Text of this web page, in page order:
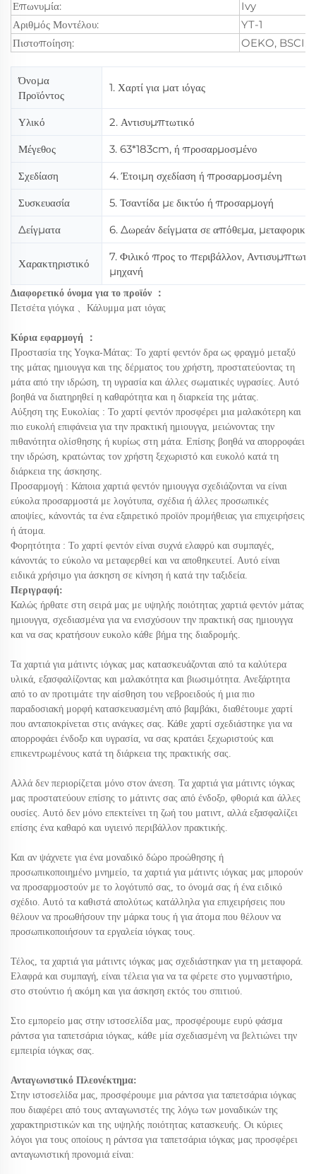
Επωνυμία:
Ivy
Αριθμός Μοντέλου:
YT-1
Πιστοποίηση:
OEKO, BSCI,
Όνομα
Προϊόντος
1. Χαρτί για ματ ιόγας
Υλικό
2. Αντισυμπτωτικό
Μέγεθος
3. 63*183cm, ή προσαρμοσμένο
Σχεδίαση
4. Έτοιμη σχεδίαση ή προσαρμοσμένη
Συσκευασία
5. Τσαντίδα με δικτύο ή προσαρμογή
Δείγματα
6. Δωρεάν δείγματα σε απόθεμα, μεταφορικά
Χαρακτηριστικό
7. Φιλικό προς το περιβάλλον,
μηχανή
Διαφορετικό όνομα για το προϊόν
：
Πετσέτα γιόγκα 、 Κάλυμμα ματ ιόγας
Κύρια εφαρμογή
：
Προστασία της Υογκα-Μάτας: Το χαρτί φεντόν δρα ως φραγμό μεταξύ
της μάτας ημιουγγα και της δέρματος του χρήστη, προστατεύοντας τη
μάτα από την ιδρώση, τη υγρασία και άλλες σωματικές υγρασίες. Αυτό
βοηθά να διατηρηθεί η καθαρότητα και η διαρκεία της μάτας.
Αύξηση της Ευκολίας : Το χαρτί φεντόν προσφέρει μια μαλακότερη και
πιο ευκολή επιφάνεια για την πρακτική ημιουγγα, μειώνοντας την
πιθανότητα ολίσθησης ή κυρίως στη μάτα. Επίσης βοηθά να απορροφάει
την ιδρώση, κρατώντας τον χρήστη ξεχωριστό και ευκολό κατά τη
διάρκεια της άσκησης.
Προσαρμογή : Κάποια χαρτιά φεντόν ημιουγγα σχεδιάζονται να είναι
εύκολα προσαρμοστά με λογότυπα, σχέδια ή άλλες προσωπικές
αποψίες, κάνοντάς τα ένα εξαιρετικό προϊόν προμήθειας για επιχειρήσεις
ή άτομα.
Φορητότητα : Το χαρτί φεντόν είναι συχνά ελαφρύ και συμπαγές,
κάνοντάς το εύκολο να μεταφερθεί και να αποθηκευτεί. Αυτό είναι
ειδικά χρήσιμο για άσκηση σε κίνηση ή κατά την ταξιδεία.
Περιγραφή:
Καλώς ήρθατε στη σειρά μας με υψηλής ποιότητας χαρτιά φεντόν μάτας
ημιουγγα, σχεδιασμένα για να ενισχύσουν την πρακτική σας ημιουγγα
και να σας κρατήσουν ευκολο κάθε βήμα της διαδρομής.
Τα χαρτιά για μάτιντς ιόγκας μας κατασκευάζονται από τα καλύτερα
υλικά, εξασφαλίζοντας και μαλακότητα και βιωσιμότητα. Ανεξάρτητα
από το αν προτιμάτε την αίσθηση του νεβροειδούς ή μια πιο
παραδοσιακή μορφή κατασκευασμένη από βαμβάκι, διαθέτουμε χαρτί
που ανταποκρίνεται στις ανάγκες σας. Κάθε χαρτί σχεδιάστηκε για να
απορροφάει ένδοξο και υγρασία, να σας κρατάει ξεχωριστούς και
επικεντρωμένους κατά τη διάρκεια της πρακτικής σας.
Αλλά δεν περιορίζεται μόνο στον άνεση. Τα χαρτιά για μάτιντς ιόγκας
μας προστατεύουν επίσης το μάτιντς σας από ένδοξο, φθοριά και άλλες
ουσίες. Αυτό δεν μόνο επεκτείνει τη ζωή του ματιντ, αλλά εξασφαλίζει
επίσης ένα καθαρό και υγιεινό περιβάλλον πρακτικής.
Και αν ψάχνετε για ένα μοναδικό δώρο προώθησης ή
προσωπικοποιημένο μνημείο, τα χαρτιά για μάτιντς ιόγκας μας μπορούν
να προσαρμοστούν με το λογότυπό σας, το όνομά σας ή ένα ειδικό
σχέδιο. Αυτό τα καθιστά απολύτως κατάλληλα για επιχειρήσεις που
θέλουν να προωθήσουν την μάρκα τους ή για άτομα που θέλουν να
προσωπικοποιήσουν τα εργαλεία ιόγκας τους.
Τέλος, τα χαρτιά για μάτιντς ιόγκας μας σχεδιάστηκαν για τη μεταφορά.
Ελαφρά και συμπαγή, είναι τέλεια για να τα φέρετε στο γυμναστήριο,
στο στούντιο ή ακόμη και για άσκηση εκτός του σπιτιού.
Στο εμπορείο μας στην ιστοσελίδα μας, προσφέρουμε ευρύ φάσμα
ράντσα για ταπετσάρια ιόγκας, κάθε μία σχεδιασμένη να βελτιώνει την
εμπειρία ιόγκας σας.
Ανταγωνιστικό Πλεονέκτημα:
Στην ιστοσελίδα μας, προσφέρουμε μια ράντσα για ταπετσάρια ιόγκας
που διαφέρει από τους ανταγωνιστές της λόγω των μοναδικών της
χαρακτηριστικών και της υψηλής ποιότητας κατασκευής. Οι κύριες
λόγοι για τους οποίους η ράντσα για ταπετσάρια ιόγκας μας προσφέρει
ανταγωνιστική προνομιά είναι: